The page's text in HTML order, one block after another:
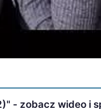
- zobacz wideo i